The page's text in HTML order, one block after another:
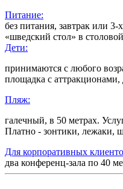
Питание:
без питания, завтрак или 3-
«шведский стол» в
Дети:
принимаются с любого
площадка с аттракционами,
Пляж:
галечный, в 50 метрах.
Платно - зонтики, лежаки,
Для корпоративных
два конференц-зала по 40